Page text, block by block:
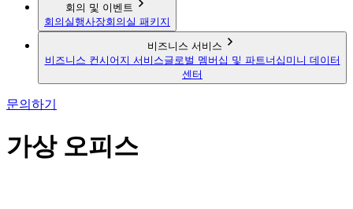
회의 및 이벤트
회의실행사장회의실 패키지
비즈니스 서비스
비즈니스 컨시어지 서비스글로벌 멤버십 및 파트너십 미니 데이터
센터
문의하기
가상 오피스